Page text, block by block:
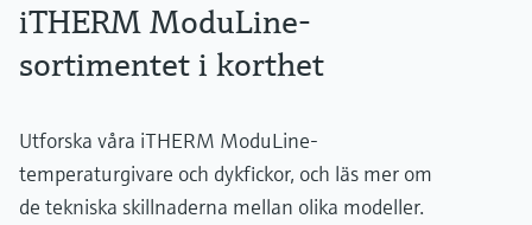
iTHERM ModuLine-
sortimentet i korthet
Utforska våra iTHERM ModuLine-
temperaturgivare och dykfickor, och läs mer om
de tekniska skillnaderna mellan olika modeller.